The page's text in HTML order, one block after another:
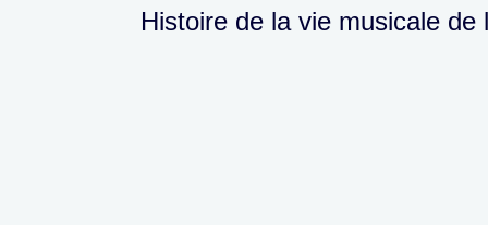
Histoire de la vie musicale